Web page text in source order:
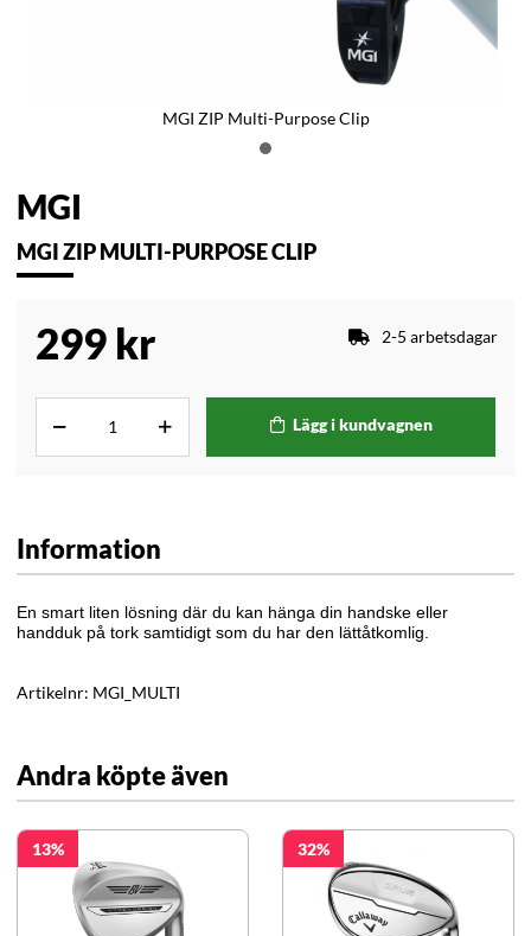
MGI ZIP Multi-Purpose Clip
MGI
MGI ZIP MULTI-PURPOSE CLIP
299 kr 2-5 arbetsdagar
Lägg i kundvagnen
Information
En smart liten lösning där du kan hänga din handske eller
handduk på tork samtidigt som du har den lättåtkomlig.
Artikelnr: MGI_MULTI
Andra köpte även
13 32